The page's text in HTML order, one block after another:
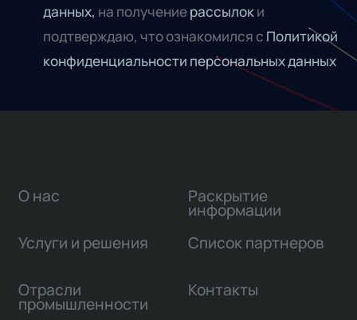
данных, на получениерассылоки
подтверждаю, что ознакомился с Политикой
конфиденциальности персональных данных
О нас
Услуги и решения
Отрасли
промышленности
Раскрытие
информации
Список партнеров
Контакты